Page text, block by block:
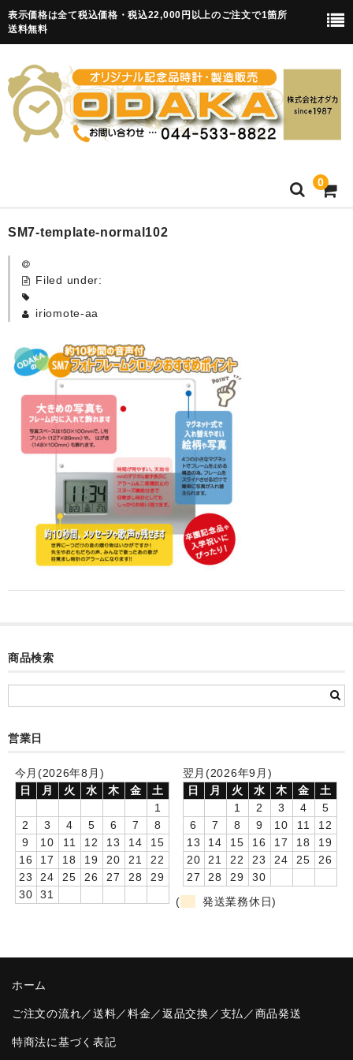
表示価格は全て税込価格・税込22,000円以上のご注文で1箇所
送料無料
0
HOME
卒園記念品
カード付フォトフレームクロック(集合)
目覚まし時計(集合＋個別)
メロディ時計(集合)
音声時計(集合)
目覚まし時計(個別)
お絵かきギャラリープラス(絵＋個別)
メロディ時計(個別)
お絵かきギャラリー
卒園DVDアルバム
卒業記念品
音声入りフォトフレームクロック(集合)
音声入りフォトフレームクロック(校歌)
スポーツウォッチ
SM7-template-normal102
Filed under:
iriomote-aa
商品検索
営業日
今月(2026年8月)
日
月 火 水 木 金
土
1
2
3 4 5 6 7
8
9
10 11 12 13 14
15
16
17 18 19 20 21
22
23
24 25 26 27 28
29
30
31
翌月(2026年9月)
日
月 火 水 木 金
土
1
2 3 4
5
6
7 8 9 10 11
12
13
14 15 16 17 18
19
20
21 22 23 24 25
26
27
28 29
30
(
発送業務休日)
ホーム
ご注文の流れ／送料／料金／返品交換／支払／商品発送
特商法に基づく表記